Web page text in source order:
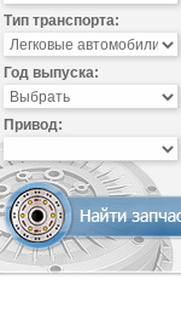
Тип транспорта:
Год выпуска:
Привод: